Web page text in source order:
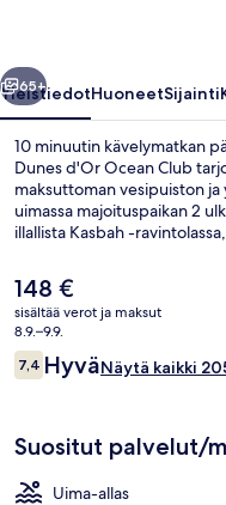
Seuraava
65+
YleistiedotHuoneetSijainti
10 minuutin kävelymatkan
Dunes d'Or Ocean Club
maksuttoman vesipuiston
uimassa majoituspaikan 2
illallista Kasbah -
tämän luksusluokan hotellin
baaria/loungea, maksuton
arvostavat suuresti
Nykyinen
hinta
on
148 €
148 €
sisältää verot ja maksut
8.9.–9.9.
Arvostelut
7,47,4 kautta 10.
HyväNäytä kaikki
Suositut palvelut/
Uima-allas